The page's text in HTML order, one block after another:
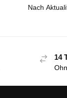
14